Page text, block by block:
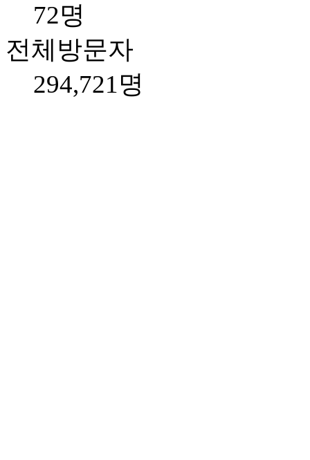
72명
전체방문자
294,721명